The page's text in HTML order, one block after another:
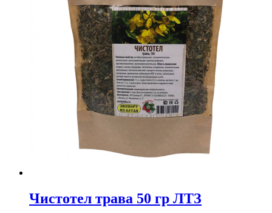
Чистотел трава 50 гр ЛТЗ